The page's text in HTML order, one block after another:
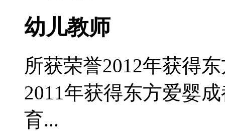
幼儿教师
所获荣誉2012年获得
2011年获得东方爱婴
育...